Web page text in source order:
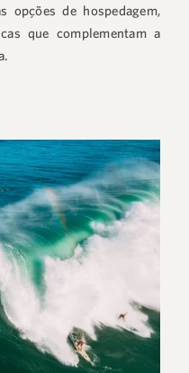
opções de hospedagem,
que complementam a